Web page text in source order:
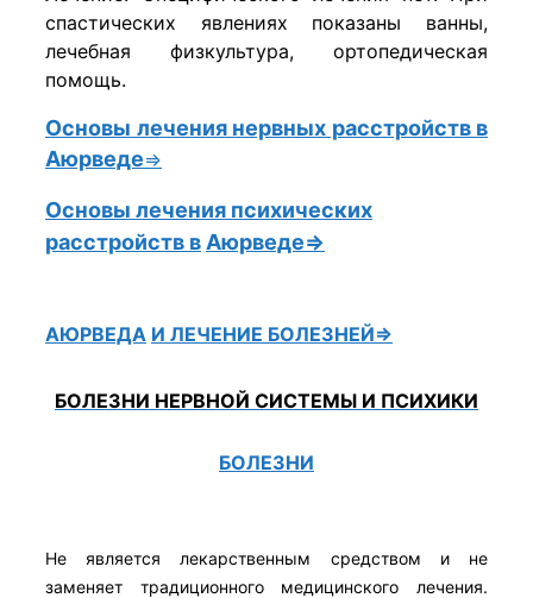
спастических явлениях показаны ванны,
лечебная физкультура, ортопедическая
помощь.
Основы лечения нервных расстройств в
Аюрведе⇒
Основы лечения психических
расстройств в Аюрведе⇒
АЮРВЕДА И ЛЕЧЕНИЕ БОЛЕЗНЕЙ⇒
БОЛЕЗНИ НЕРВНОЙ СИСТЕМЫ И ПСИХИКИ
БОЛЕЗНИ
Не является лекарственным средством и не
заменяет традиционного медицинского лечения.